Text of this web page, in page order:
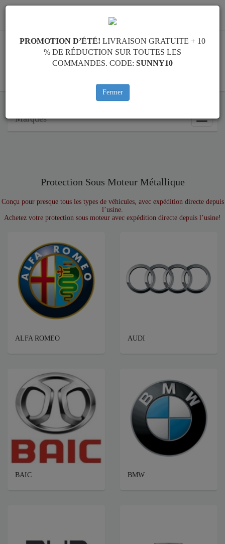
info@protectionsousmoteur.eu
Marques
Marques
Protection Sous Moteur Métallique
Conçu pour presque tous les types de véhicules, avec expédition directe depuis
l’usine.
Achetez votre protection sous moteur avec expédition directe depuis l’usine!
ALFA ROMEO AUDI
BAIC BMW
PROMOTION D’ÉTÉ! LIVRAISON GRATUITE + 10
% DE RÉDUCTION SUR TOUTES LES
COMMANDES. CODE: SUNNY10
Fermer